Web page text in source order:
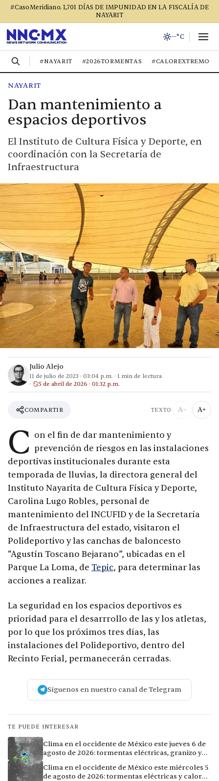
#CasoMeridiano. 1,701 DÍAS DE IMPUNIDAD EN LA FISCALÍA DE
NAYARIT
--°C
#NAYARIT #2026TORMENTAS #CALOREXTREMO
NAYARIT
Dan mantenimiento a
espacios deportivos
El Instituto de Cultura Física y Deporte, en
coordinación con la Secretaría de
Infraestructura
Julio Alejo
11 de julio de 2023 · 03:04 p.m. · 1 min de lectura
5 de abril de 2026 · 01:32 p.m.
COMPARTIR TEXTO A− A+
C on el fin de dar mantenimiento y
prevención de riesgos en las instalaciones
deportivas institucionales durante esta
temporada de lluvias, la directora general del
Instituto Nayarita de Cultura Física y Deporte,
Carolina Lugo Robles, personal de
mantenimiento del INCUFID y de la Secretaría
de Infraestructura del estado, visitaron el
Polideportivo y las canchas de baloncesto
“Agustín Toscano Bejarano”, ubicadas en el
Parque La Loma, de Tepic, para determinar las
acciones a realizar.
La seguridad en los espacios deportivos es
prioridad para el desarrrollo de las y los atletas,
por lo que los próximos tres días, las
instalaciones del Polideportivo, dentro del
Recinto Ferial, permanecerán cerradas.
Síguenos en nuestro canal de Telegram
TE PUEDE INTERESAR
Clima en el occidente de México este jueves 6 de
agosto de 2026: tormentas eléctricas, granizo y
Clima en el occidente de México este miércoles 5
de agosto de 2026: tormentas eléctricas y calor